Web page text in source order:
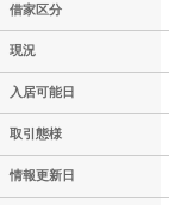
借家区分
現況
入居可能日
取引態様
情報更新日